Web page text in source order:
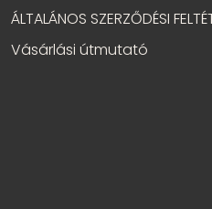
ÁLTALÁNOS SZERZŐDÉSI
Vásárlási útmutató